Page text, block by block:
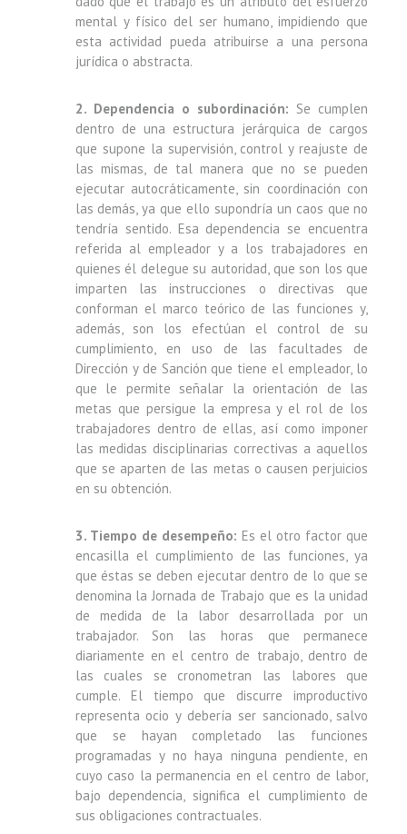
mental y físico del ser humano, impidiendo que
esta actividad pueda atribuirse a una persona
jurídica o abstracta.
2. Dependencia o subordinación: Se cumplen
dentro de una estructura jerárquica de cargos
que supone la supervisión, control y reajuste de
las mismas, de tal manera que no se pueden
ejecutar autocráticamente, sin coordinación con
las demás, ya que ello supondría un caos que no
tendría sentido. Esa dependencia se encuentra
referida al empleador y a los trabajadores en
quienes él delegue su autoridad, que son los que
imparten las instrucciones o directivas que
conforman el marco teórico de las funciones y,
además, son los efectúan el control de su
cumplimiento, en uso de las facultades de
Dirección y de Sanción que tiene el empleador, lo
que le permite señalar la orientación de las
metas que persigue la empresa y el rol de los
trabajadores dentro de ellas, así como imponer
las medidas disciplinarias correctivas a aquellos
que se aparten de las metas o causen perjuicios
en su obtención.
3. Tiempo de desempeño: Es el otro factor que
encasilla el cumplimiento de las funciones, ya
que éstas se deben ejecutar dentro de lo que se
denomina la Jornada de Trabajo que es la unidad
de medida de la labor desarrollada por un
trabajador. Son las horas que permanece
diariamente en el centro de trabajo, dentro de
las cuales se cronometran las labores que
cumple. El tiempo que discurre improductivo
representa ocio y debería ser sancionado, salvo
que se hayan completado las funciones
programadas y no haya ninguna pendiente, en
cuyo caso la permanencia en el centro de labor,
bajo dependencia, significa el cumplimiento de
sus obligaciones contractuales.